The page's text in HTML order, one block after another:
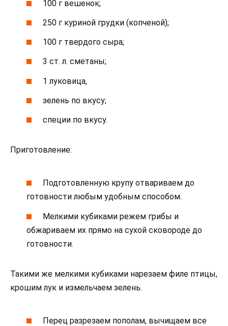
100 г вешенок;
250 г куриной грудки (копченой);
100 г твердого сыра;
3 ст. л. сметаны;
1 луковица,
зелень по вкусу;
специи по вкусу.
Приготовление:
Подготовленную крупу отвариваем до
готовности любым удобным способом.
Мелкими кубиками режем грибы и
обжариваем их прямо на сухой сковороде до
готовности.
Такими же мелкими кубиками нарезаем филе птицы,
крошим лук и измельчаем зелень.
Перец разрезаем пополам, вычищаем все